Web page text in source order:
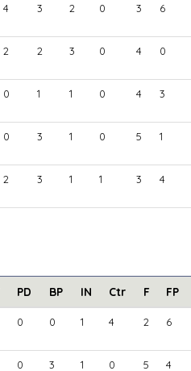
4 3 2 0 3 6
2 2 3 0 4 0
0 1 1 0 4 3
0 3 1 0 5 1
2 3 1 1 3 4
PD BP IN Ctr F FP
0 0 1 4 2 6
0 3 1 0 5 4